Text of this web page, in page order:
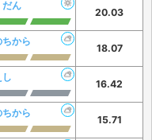
だん
20.03
から
18.07
し
16.42
から
15.71